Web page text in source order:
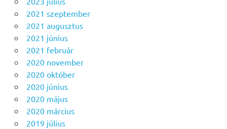
2021 szeptember
2021 augusztus
2021 június
2021 február
2020 november
2020 október
2020 június
2020 május
2020 március
2019 július